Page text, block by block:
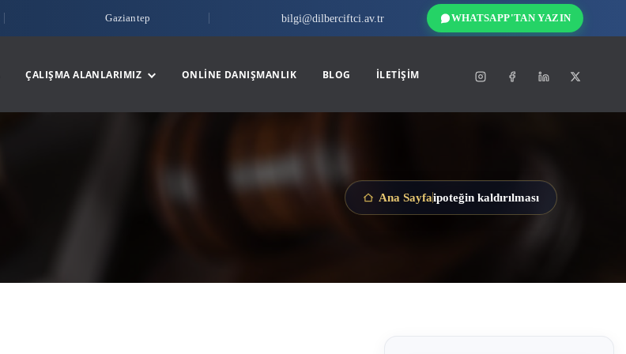
Gaziantep bilgi@dilberciftci.av.tr WHATSAPP'TAN YAZIN
ÇALIŞMA ALANLARIMIZ ONLINE DANIŞMANLIK BLOG İLETIŞIM
Ana Sayfaipoteğin kaldırılması